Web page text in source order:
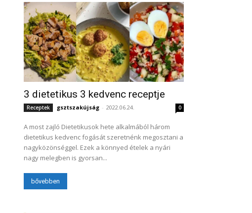
3 dietetikus 3 kedvenc receptje
Receptek gsztszakújság - 2022.06.24. 0
A most zajló Dietetikusok hete alkalmából három
dietetikus kedvenc fogását szeretnénk megosztani a
nagyközönséggel. Ezek a könnyed ételek a nyári
nagy melegben is gyorsan...
bővebben